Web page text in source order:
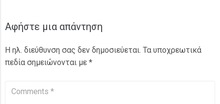
Αφήστε μια απάντηση
Η ηλ. διεύθυνση σας δεν δημοσιεύεται. Τα υποχρεωτικά
πεδία σημειώνονται με *